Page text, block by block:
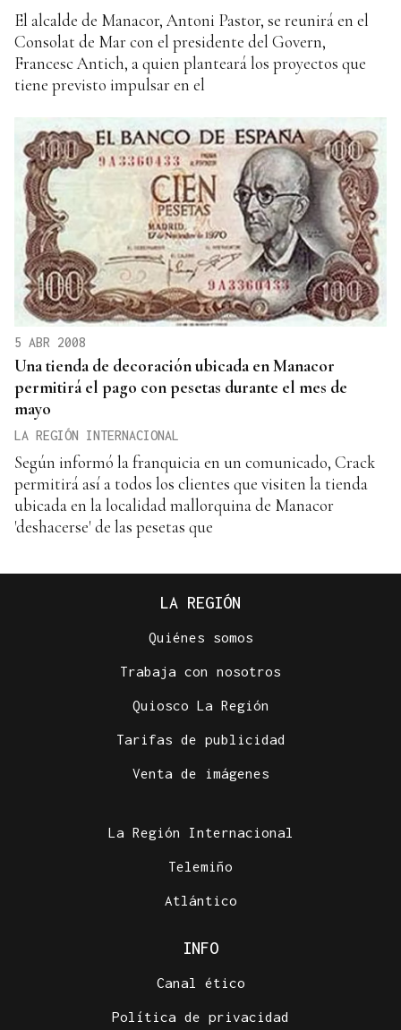
El alcalde de Manacor, Antoni Pastor, se reunirá en el
Consolat de Mar con el presidente del Govern,
Francesc Antich, a quien planteará los proyectos que
tiene previsto impulsar en el
5 ABR 2008
Una tienda de decoración ubicada en Manacor
permitirá el pago con pesetas durante el mes de
mayo
LA REGIÓN INTERNACIONAL
Según informó la franquicia en un comunicado, Crack
permitirá así a todos los clientes que visiten la tienda
ubicada en la localidad mallorquina de Manacor
'deshacerse' de las pesetas que
LA REGIÓN
Quiénes somos
Trabaja con nosotros
Quiosco La Región
Tarifas de publicidad
Venta de imágenes
La Región Internacional
Telemiño
Atlántico
INFO
Canal ético
Política de privacidad